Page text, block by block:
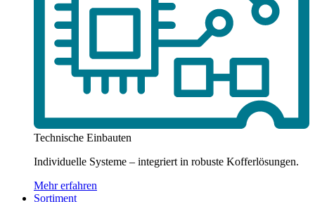
Technische Einbauten
Individuelle Systeme – integriert in robuste Kofferlösungen.
Mehr erfahren
Sortiment